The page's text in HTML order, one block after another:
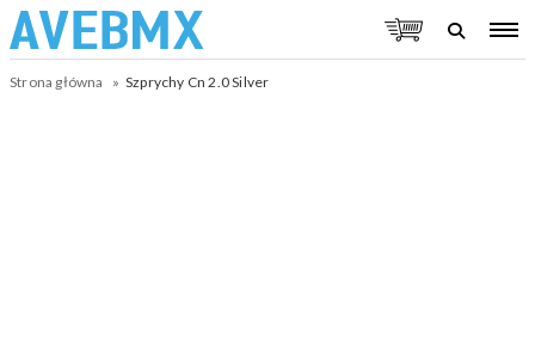
Strona główna Szprychy Cn 2.0 Silver